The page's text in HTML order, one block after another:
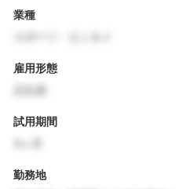
業種
雇用形態
試用期間
勤務地